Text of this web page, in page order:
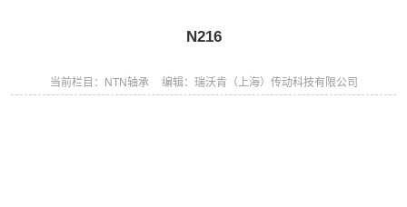
N216
当前栏目：NTN轴承 编辑：瑞沃肯（上海）传动科技有限公司